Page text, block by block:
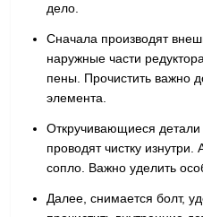
дело.
Сначала производят
наружные части
пены. Прочистить важно
элемента.
Откручивающиеся детали
проводят чистку изнутри.
сопло. Важно уделить
Далее, снимается болт,